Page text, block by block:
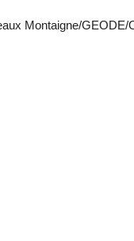
Montaigne/GEODE/